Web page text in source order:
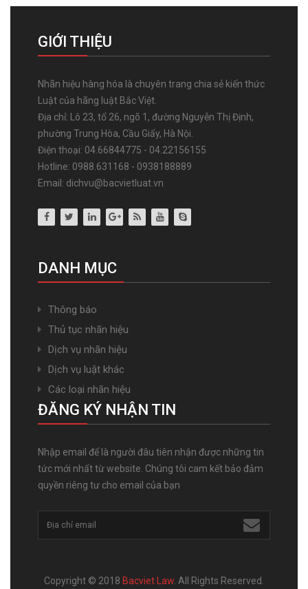
GIỚI THIỆU
Nhãn hiệu hàng hóa là chuyên trang chia sẻ kiến thức
Luật của hãng luật Bắc Việt.
Địa chỉ: Lô 23, tổ 26, ngõ 1, đường Nguyễn Thị Định,
phường Trung Hòa, Cầu Giấy, Hà Nội.
Điện thoại: 04.66844775 - 04.22156155
Hotline: 0988.631168 - 0938188889
Email: dichvu@bacvietluat.vn
DANH MỤC
Thông báo
Thủ tục nhãn hiệu
Dịch vụ nhãn hiệu
Dịch vụ luật khác
Các loại nhãn hiệu
ĐĂNG KÝ NHẬN TIN
Nhập email để là người đâu tiên nhận được những tin
tức mới nhất từ website. Chúng tôi cam kết bảo đảm
quyền riêng tư cho email của bạn
Copyright © 2018 Bacviet Law . All Rights Reserved.